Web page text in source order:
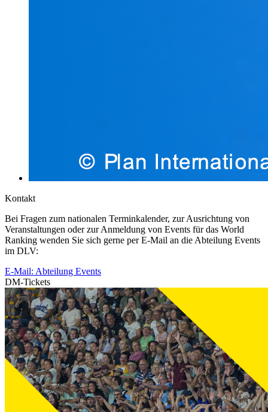
Kontakt
Bei Fragen zum nationalen Terminkalender, zur Ausrichtung von
Veranstaltungen oder zur Anmeldung von Events für das World
Ranking wenden Sie sich gerne per E-Mail an die Abteilung Events
im DLV:
E-Mail: Abteilung Events
DM-Tickets